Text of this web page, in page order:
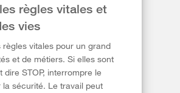
règles vitales et
vies
règles vitales pour un grand
et de métiers. Si elles sont
dire STOP, interrompre le
la sécurité. Le travail peut